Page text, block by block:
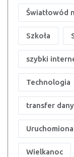
Światłowód
Szkoła
szybki
Technologia
transfer
Wielkanoc